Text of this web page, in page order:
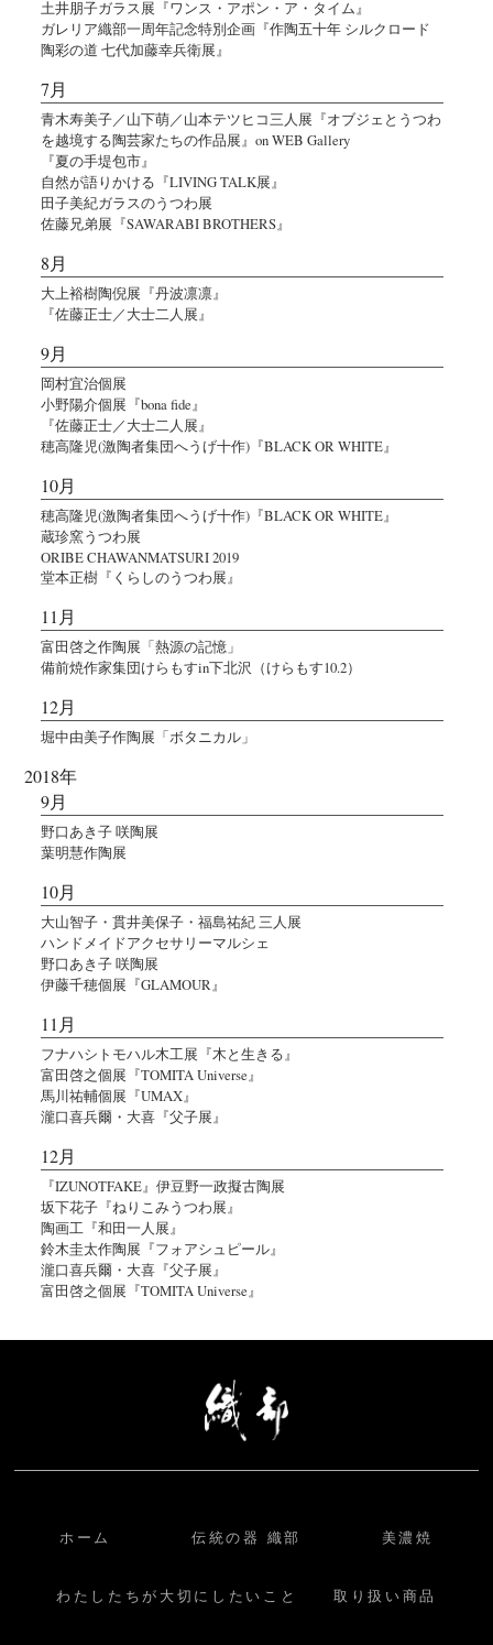
土井朋子ガラス展『ワンス・アポン・ア・タイム』
ガレリア織部一周年記念特別企画『作陶五十年 シルクロード
陶彩の道 七代加藤幸兵衛展』
7月
青木寿美子／山下萌／山本テツヒコ三人展『オブジェとうつわ
を越境する陶芸家たちの作品展』on WEB Gallery
『夏の手堤包市』
自然が語りかける『LIVING TALK展』
田子美紀ガラスのうつわ展
佐藤兄弟展『SAWARABI BROTHERS』
8月
大上裕樹陶倪展『丹波凛凛』
『佐藤正士／大士二人展』
9月
岡村宜治個展
小野陽介個展『bona fide』
『佐藤正士／大士二人展』
穂高隆児(激陶者集団へうげ十作)『BLACK OR WHITE』
10月
穂高隆児(激陶者集団へうげ十作)『BLACK OR WHITE』
蔵珍窯うつわ展
ORIBE CHAWANMATSURI 2019
堂本正樹『くらしのうつわ展』
11月
富田啓之作陶展「熱源の記憶」
備前焼作家集団けらもすin下北沢（けらもす10.2）
12月
堀中由美子作陶展「ボタニカル」
2018年
9月
野口あき子 咲陶展
葉明慧作陶展
10月
大山智子・貫井美保子・福島祐紀 三人展
ハンドメイドアクセサリーマルシェ
野口あき子 咲陶展
伊藤千穂個展『GLAMOUR』
11月
フナハシトモハル木工展『木と生きる』
富田啓之個展『TOMITA Universe』
馬川祐輔個展『UMAX』
瀧口喜兵爾・大喜『父子展』
12月
『IZUNOTFAKE』伊豆野一政擬古陶展
坂下花子『ねりこみうつわ展』
陶画工『和田一人展』
鈴木圭太作陶展『フォアシュピール』
瀧口喜兵爾・大喜『父子展』
富田啓之個展『TOMITA Universe』
ホーム 伝統の器 織部 美濃焼
わたしたちが大切にしたいこと 取り扱い商品